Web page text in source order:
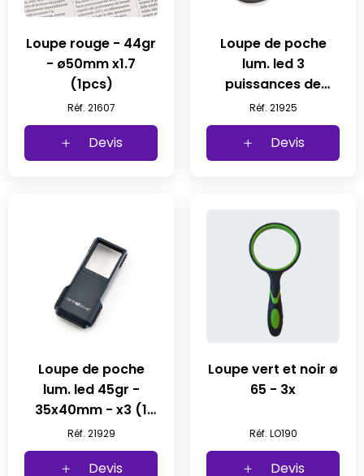
Loupe rouge - 44gr
- ø50mm x1.7
(1pcs)
Réf. 21607
Devis
Loupe de poche
lum. led 3
puissances de
luminosite 170gr - ø
65mm - x3.5 (1 pc)
Réf. 21925
Devis
Loupe de poche
lum. led 45gr -
35x40mm - x3 (1
pc)
Réf. 21929
Devis
Loupe vert et noir ø
65 - 3x
Réf. LO190
Devis